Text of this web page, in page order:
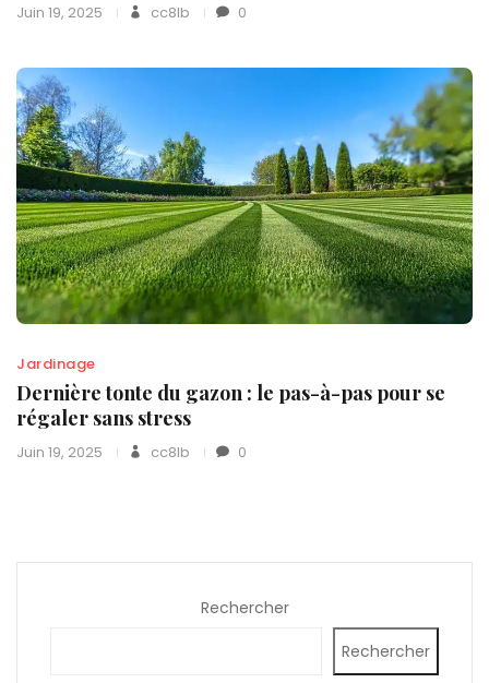
Juin 19, 2025 cc8lb 0
Jardinage
Dernière tonte du gazon : le pas-à-pas pour se
régaler sans stress
Juin 19, 2025 cc8lb 0
Rechercher
Rechercher